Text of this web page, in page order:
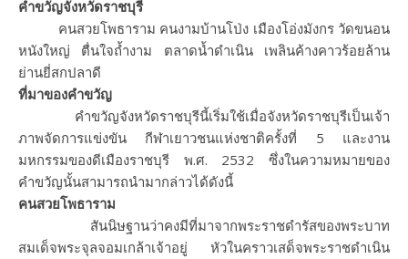
คำขวัญจังหวัดราชบุรี
คนสวยโพธาราม คนงามบ้านโป่ง เมืองโอ่งมังกร วัดขนอน
หนังใหญ่ ตื่นใจถ้ำงาม ตลาดน้ำดำเนิน เพลินค้างคาวร้อยล้าน
ย่านยี่สกปลาดี
ที่มาของคำขวัญ
คำขวัญจังหวัดราชบุรีนี้เริ่มใช้เมื่อจังหวัดราชบุรีเป็นเจ้า
ภาพจัดการแข่งขัน กีฬาเยาวชนแห่งชาติครั้งที่ 5 และงาน
มหกรรมของดีเมืองราชบุรี พ.ศ. 2532 ซึ่งในความหมายของ
คำขวัญนั้นสามารถนำมากล่าวได้ดังนี้
คนสวยโพธาราม
สันนิษฐานว่าคงมีที่มาจากพระราชดำรัสของพระบาท
สมเด็จพระจุลจอมเกล้าเจ้าอยู่ หัวในคราวเสด็จพระราชดำเนิน